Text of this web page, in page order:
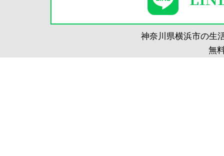
神奈川県横浜市の生
無